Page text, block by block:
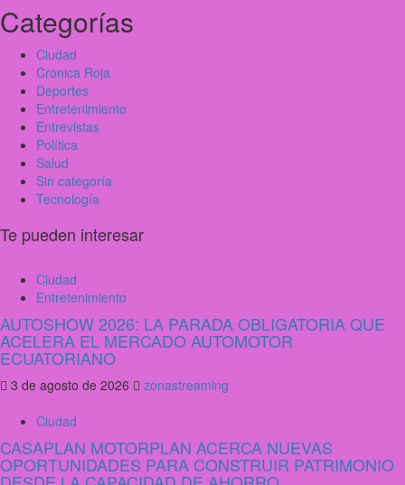
Categorías
Ciudad
Cronica Roja
Deportes
Entretenimiento
Entrevistas
Política
Salud
Sin categoría
Tecnología
Te pueden interesar
Ciudad
Entretenimiento
AUTOSHOW 2026: LA PARADA OBLIGATORIA QUE
ACELERA EL MERCADO AUTOMOTOR
ECUATORIANO
3 de agosto de 2026
zonastreaming
Ciudad
CASAPLAN MOTORPLAN ACERCA NUEVAS
OPORTUNIDADES PARA CONSTRUIR PATRIMONIO